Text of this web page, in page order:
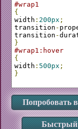
#wrap1
{
width : 200px ;
transition -
transition -
}
#wrap1:hover
{
width : 500px ;
}
Попробовать
Быстрый